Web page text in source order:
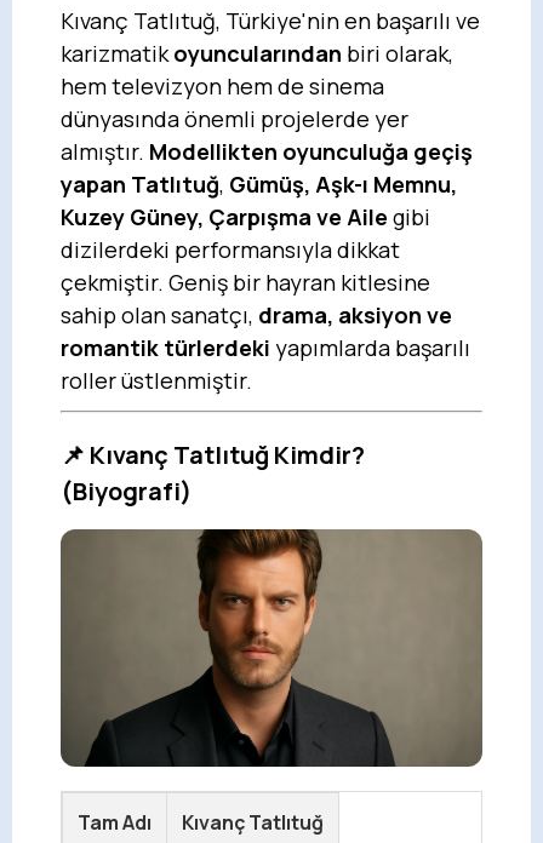
Kıvanç Tatlıtuğ, Türkiye'nin en başarılı ve
karizmatikoyuncularından biri olarak,
hem televizyon hem de sinema
dünyasında önemli projelerde yer
almıştır. Modellikten oyunculuğa geçiş
yapan Tatlıtuğ, Gümüş, Aşk-ı Memnu,
Kuzey Güney, Çarpışma ve Aile gibi
dizilerdeki performansıyla dikkat
çekmiştir. Geniş bir hayran kitlesine
sahip olan sanatçı, drama, aksiyon ve
romantik türlerdeki yapımlarda başarılı
roller üstlenmiştir.
📌 Kıvanç Tatlıtuğ Kimdir?
(Biyografi)
Tam Adı Kıvanç Tatlıtuğ